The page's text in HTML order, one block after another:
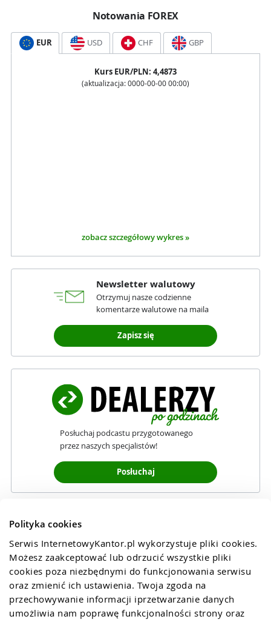
Polityka cookies
Serwis InternetowyKantor.pl wykorzystuje pliki cookies.
Możesz zaakceptować lub odrzucić wszystkie pliki
cookies poza niezbędnymi do funkcjonowania serwisu
oraz zmienić ich ustawienia. Twoja zgoda na
przechowywanie informacji iprzetwarzanie danych
umożliwia nam poprawę funkcjonalności strony oraz
Notowania FOREX
EUR USD CHF GBP
Kurs EUR/PLN: 4,4873
(aktualizacja: 0000-00-00 00:00)
zobacz szczegółowy wykres »
Newsletter walutowy
Otrzymuj nasze codzienne
komentarze walutowe na maila
Zapisz się
Posłuchaj podcastu przygotowanego
przez naszych specjalistów!
Posłuchaj